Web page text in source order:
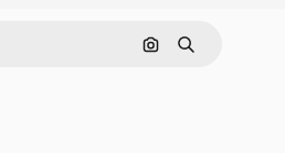
Cerca per
Ricerca